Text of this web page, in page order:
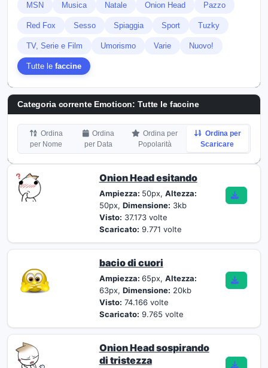
MSN Musica Natale Onion Head Pazzo
Red Fox Sesso Spiaggia Sport Tuzky
TV, Serie e Film Umorismo Varie Nuovo!
Tutte le faccine
Categoria corrente Emoticon: Tutte le faccine
Ordina
per Nome
Ordina
per Data
Ordina per
Popolarità
Ordina per
Scaricare
Onion Head esitando
Ampiezza: 50px, Altezza:
50px, Dimensione: 3kb
Visto: 37.173 volte
Scaricato: 9.771 volte
bacio di cuori
Ampiezza: 65px, Altezza:
63px, Dimensione: 20kb
Visto: 74.166 volte
Scaricato: 9.765 volte
Onion Head sospirando
di tristezza